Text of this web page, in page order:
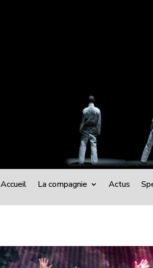
Accueil La compagnie Actus